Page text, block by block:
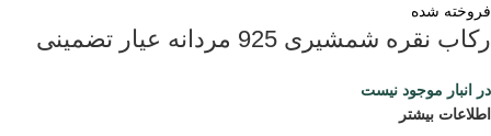
فروخته شده
رکاب نقره شمشیری 925 مردانه عیار تضمینی
در انبار موجود نیست
اطلاعات بیشتر